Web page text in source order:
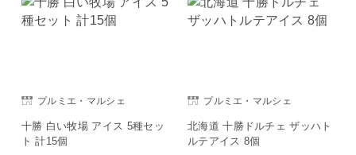
プルミエ・マルシェ
十勝 白い牧場 アイス 5種セッ
ト 計15個
プルミエ・マルシェ
北海道 十勝ドルチェ ザッハト
ルテアイス 8個